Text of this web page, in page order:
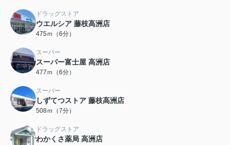
ドラッグストア
ウエルシア 藤枝高洲店
475ｍ（6分）
スーパー
スーパー富士屋 高洲店
477ｍ（6分）
スーパー
しずてつストア 藤枝高洲店
508ｍ（7分）
ドラッグストア
わかくさ薬局 高洲店